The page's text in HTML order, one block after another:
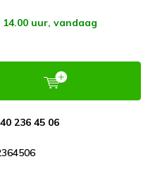
uur, vandaag
236 45 06